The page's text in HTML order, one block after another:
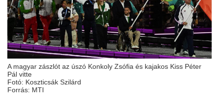
A magyar zászlót az úszó Konkoly Zsófia és kajakos Kiss Péter
Pál vitte
Fotó: Koszticsák Szilárd
Forrás: MTI